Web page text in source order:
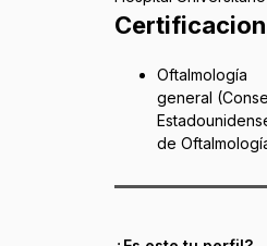
Oftalmología
general
de